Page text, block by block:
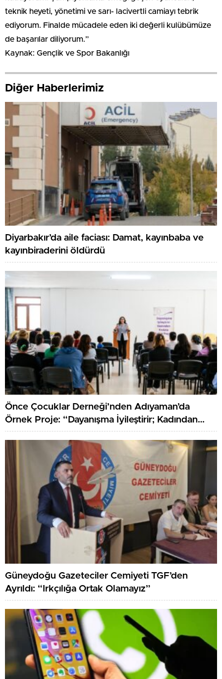
teknik heyeti, yönetimi ve sarı- lacivertli camiayı tebrik
ediyorum. Finalde mücadele eden iki değerli kulübümüze
de başarılar diliyorum.”
Kaynak: Gençlik ve Spor Bakanlığı
Diğer Haberlerimiz
Diyarbakır’da aile faciası: Damat, kayınbaba ve
kayınbiraderini öldürdü
Önce Çocuklar Derneği’nden Adıyaman’da
Örnek Proje: “Dayanışma İyileştirir; Kadından
Kadına Sağlık”
Güneydoğu Gazeteciler Cemiyeti TGF’den
Ayrıldı: “Irkçılığa Ortak Olamayız”